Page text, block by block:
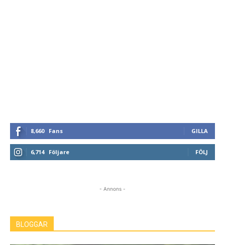
8,660 Fans GILLA
6,714 Följare FÖLJ
- Annons -
BLOGGAR